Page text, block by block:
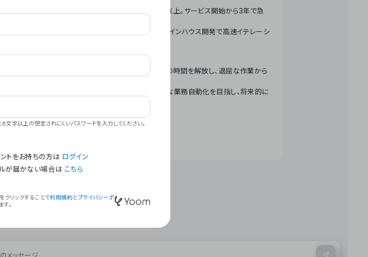
績**: 国内利用社数20,000社超、直近成長率300%以上。サービス開始から3年で急
み**: すべての自動化技術を1プラットフォームで完結。インハウス開発で高速イテレーシ
ション**: 「We Make Time」 – テクノロジーで人々の時間を解放し、退屈な作業から
ジョン**: 「Global Business Automation」 – 世界的な業務自動化を目指し、将来的に
社概要
字以上の想定されにくいパスワードを入力してください。
トをお持ちの方は ログイン
が届かない場合は こちら
クリックすることで利用規約とプライバシーポ
。